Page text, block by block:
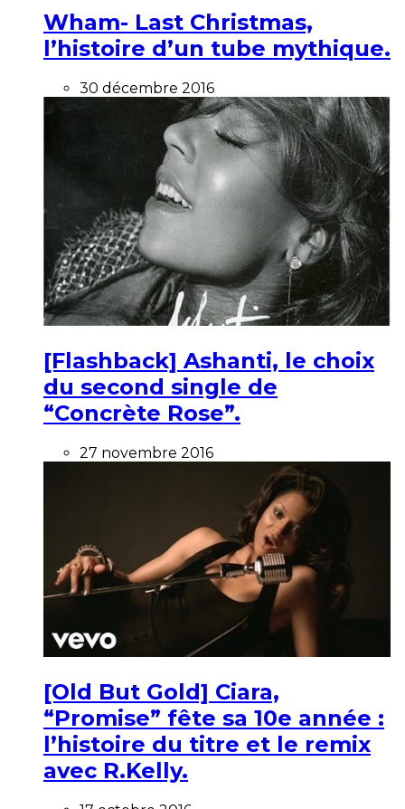
Wham- Last Christmas,
l’histoire d’un tube mythique.
30 décembre 2016
[Flashback] Ashanti, le choix
du second single de
“Concrète Rose”.
27 novembre 2016
[Old But Gold] Ciara,
“Promise” fête sa 10e année :
l’histoire du titre et le remix
avec R.Kelly.